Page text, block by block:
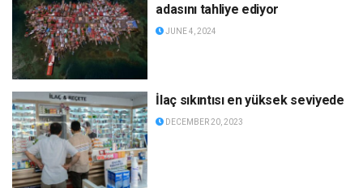
adasını tahliye ediyor
JUNE 4, 2024
İlaç sıkıntısı en yüksek seviyede
DECEMBER 20, 2023